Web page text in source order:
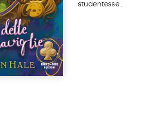
studentesse...